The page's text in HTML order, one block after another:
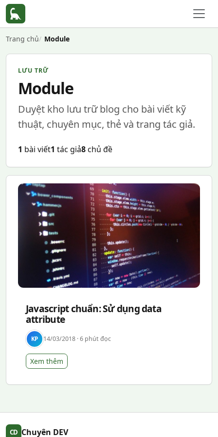
Trang chủ Module
LƯU TRỮ
Module
Duyệt kho lưu trữ blog cho bài viết kỹ
thuật, chuyên mục, thẻ và trang tác giả.
1 bài viết1 tác giả8chủ đề
Javascript chuẩn: Sử dụng data
attribute
KP 14/03/2018 · 6 phút đọc
Xem thêm
CD Chuyên DEV